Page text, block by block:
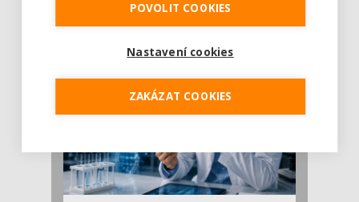
v oblasti zdraví, výživy i dlouhověkosti. Přesto
se o ně...
POVOLIT COOKIES
Nastavení cookies
ZAKÁZAT COOKIES